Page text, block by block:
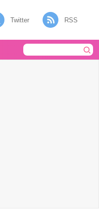
Twitter RSS